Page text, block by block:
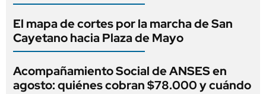
El mapa de cortes por la marcha de San
Cayetano hacia Plaza de Mayo
Acompañamiento Social de ANSES en
agosto: quiénes cobran $78.000 y cuándo